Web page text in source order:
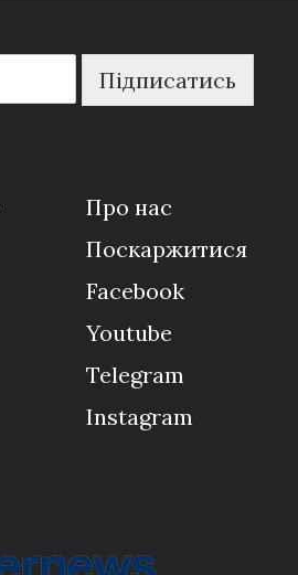
Підписатись
Про нас
Поскаржитися
Facebook
Youtube
Telegram
Instagram